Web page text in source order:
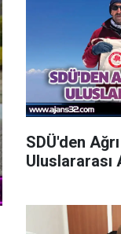
SDÜ'den
Uluslararası